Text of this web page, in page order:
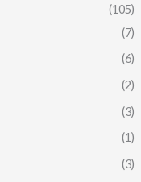
(105)
(7)
(6)
(2)
(3)
(1)
(3)